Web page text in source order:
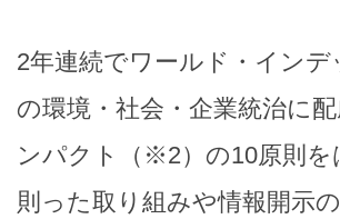
2年連続でワールド・イン
の環境・社会・企業統治に
ンパクト（※2）の10原則
則った取り組みや情報開示